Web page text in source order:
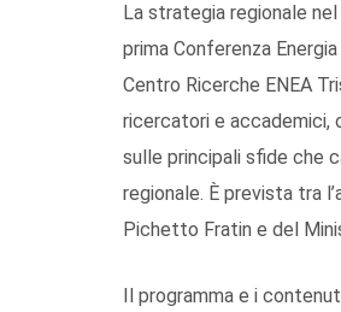
La strategia regionale
prima Conferenza
Centro Ricerche ENEA
ricercatori e accademici,
sulle principali sfide che
regionale. È prevista tra
Pichetto Fratin e del
Il programma e i